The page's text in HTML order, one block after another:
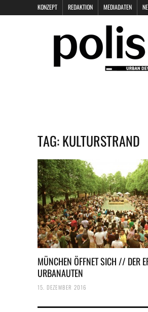
KONZEPT REDAKTION MEDIADATEN
DATENSCHUTZ
TAG:KULTURSTRAND
MÜNCHEN ÖFFNET SICH // DER
URBANAUTEN
15. DEZEMBER 2016